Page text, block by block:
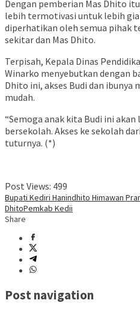
Dengan pemberian Mas Dhito
lebih termotivasi untuk lebih
diperhatikan oleh semua pihak
sekitar dan Mas Dhito.
Terpisah, Kepala Dinas
Winarko menyebutkan dengan
Dhito ini, akses Budi dan ibunya
mudah.
“Semoga anak kita Budi ini
bersekolah. Akses ke sekolah
tuturnya. (*)
Post Views: 499
Bupati Kediri Hanindhito Himawan
DhitoPemkab Kedii
Share
Post navigation